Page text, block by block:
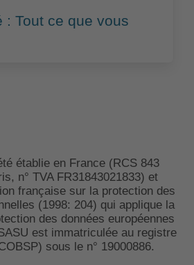
: Tout ce que vous
établie en France (RCS 843
n° TVA FR31843021833) et
française sur la protection des
(1998: 204) qui applique la
des données européennes
est immatriculée au registre
sous le n° 19000886.